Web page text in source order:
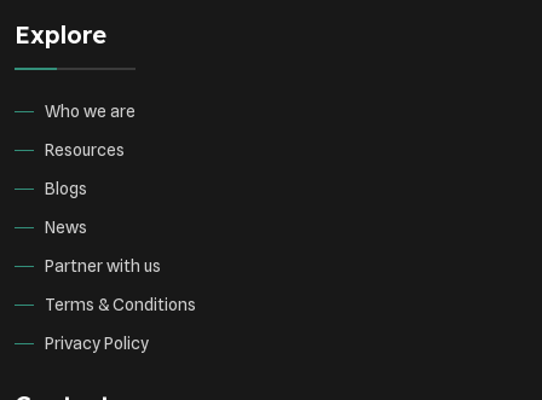
Explore
Who we are
Resources
Blogs
News
Partner with us
Terms & Conditions
Privacy Policy